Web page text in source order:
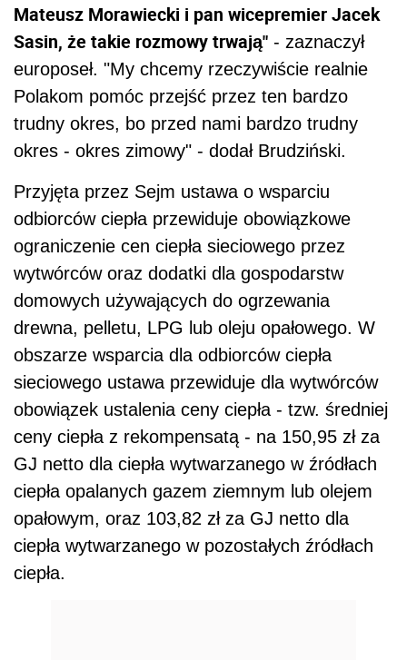
Mateusz Morawiecki i pan wicepremier Jacek
Sasin, że takie rozmowy trwają" - zaznaczył
europoseł. "My chcemy rzeczywiście realnie
Polakom pomóc przejść przez ten bardzo
trudny okres, bo przed nami bardzo trudny
okres - okres zimowy" - dodał Brudziński.
Przyjęta przez Sejm ustawa o wsparciu
odbiorców ciepła przewiduje obowiązkowe
ograniczenie cen ciepła sieciowego przez
wytwórców oraz dodatki dla gospodarstw
domowych używających do ogrzewania
drewna, pelletu, LPG lub oleju opałowego. W
obszarze wsparcia dla odbiorców ciepła
sieciowego ustawa przewiduje dla wytwórców
obowiązek ustalenia ceny ciepła - tzw. średniej
ceny ciepła z rekompensatą - na 150,95 zł za
GJ netto dla ciepła wytwarzanego w źródłach
ciepła opalanych gazem ziemnym lub olejem
opałowym, oraz 103,82 zł za GJ netto dla
ciepła wytwarzanego w pozostałych źródłach
ciepła.